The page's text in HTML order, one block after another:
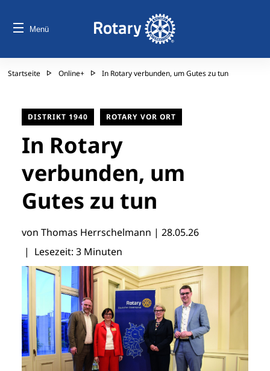
Menü
Startseite Online+ In Rotary verbunden, um Gutes zu tun
DISTRIKT 1940 ROTARY VOR ORT
In Rotary
verbunden, um
Gutes zu tun
von Thomas Herrschelmann | 28.05.26
| Lesezeit: 3 Minuten